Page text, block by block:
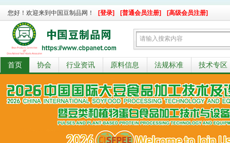
您好！欢迎来到中国豆制品网！ [登录] [普通会员注册] [高级会员注册]
首页 协会 行业资讯 原料信息 法规标准 技术专区